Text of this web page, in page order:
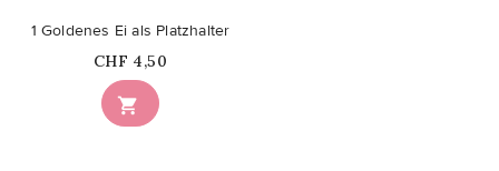

1 Goldenes Ei als Platzhalter
Price
CHF 4,50